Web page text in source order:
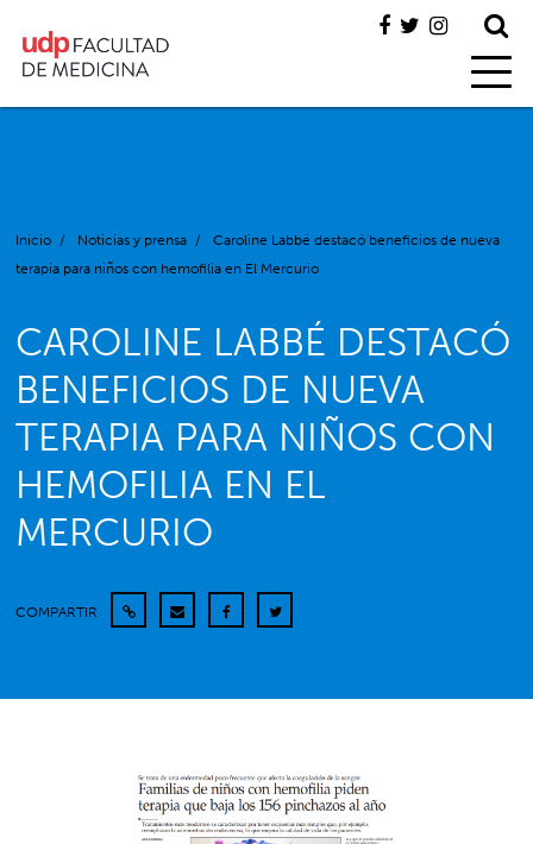
Inicio / Noticias y prensa /
Caroline Labbé destacó beneficios de nueva
terapia para niños con hemofilia en El Mercurio
CAROLINE LABBÉ DESTACÓ
BENEFICIOS DE NUEVA
TERAPIA PARA NIÑOS CON
HEMOFILIA EN EL
MERCURIO
COMPARTIR